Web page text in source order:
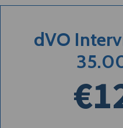
dVO